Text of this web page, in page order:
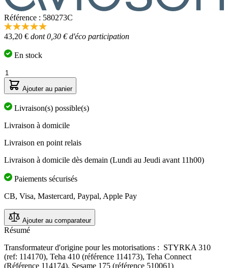
Référence : 580273C
5.0
étoiles
5,
de
la
note
moyenne.
Read
a
Lien
la
page.
43,20 € dont 0,30 € d'éco participation
En stock
Quantité
Ajouter au panier
Livraison(s) possible(s)
Livraison à domicile
Livraison en point relais
Livraison à domicile dès demain (Lundi au Jeudi avant 11h00)
Paiements sécurisés
CB, Visa, Mastercard, Paypal, Apple Pay
Ajouter au comparateur
Résumé
Transformateur d'origine pour les motorisations : STYRKA 310
(ref: 114170), Teha 410 (référence 114173), Teha Connect
(Référence 114174), Sesame 175 (référence 510061)